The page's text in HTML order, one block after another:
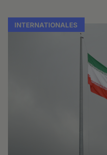
INTERNATIONALES